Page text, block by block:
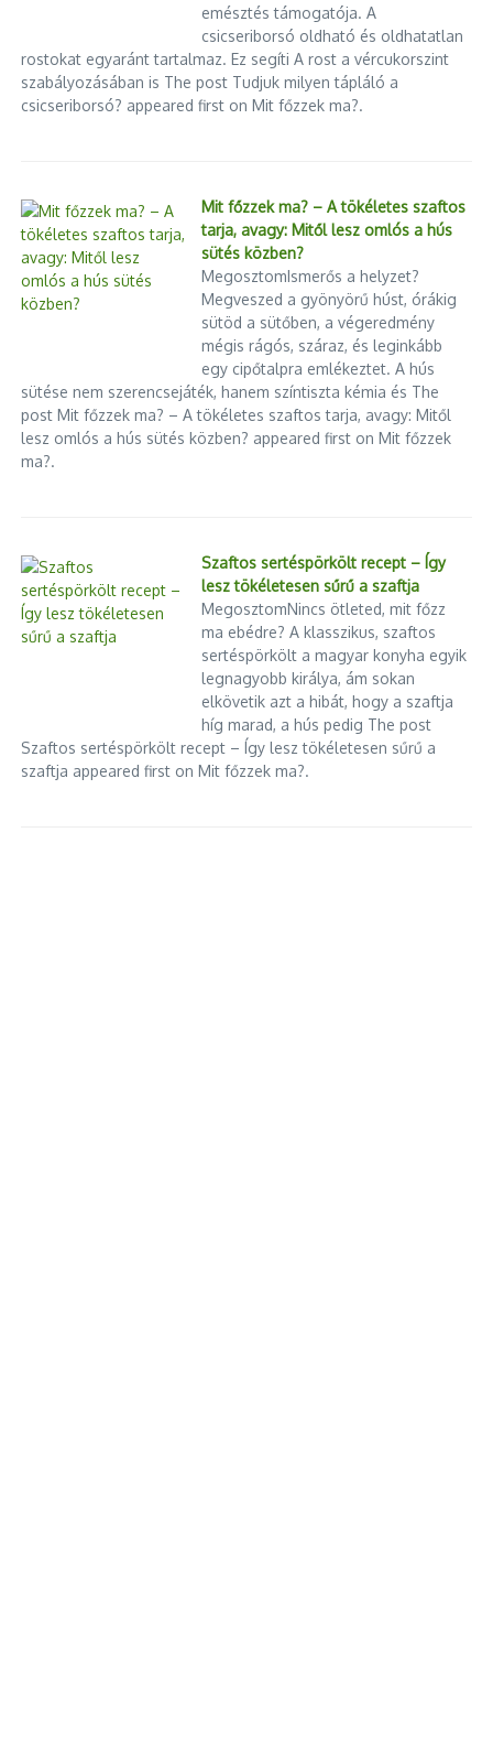
emésztés támogatója. A
csicseriborsó oldható és oldhatatlan
rostokat egyaránt tartalmaz. Ez segíti A rost a vércukorszint
szabályozásában is The post Tudjuk milyen tápláló a
csicseriborsó? appeared first on Mit főzzek ma?.
Mit főzzek ma? – A tökéletes szaftos
tarja, avagy: Mitől lesz omlós a hús
sütés közben?
MegosztomIsmerős a helyzet?
Megveszed a gyönyörű húst, órákig
sütöd a sütőben, a végeredmény
mégis rágós, száraz, és leginkább
egy cipőtalpra emlékeztet. A hús
sütése nem szerencsejáték, hanem színtiszta kémia és The
post Mit főzzek ma? – A tökéletes szaftos tarja, avagy: Mitől
lesz omlós a hús sütés közben? appeared first on Mit főzzek
ma?.
Szaftos sertéspörkölt recept – Így
lesz tökéletesen sűrű a szaftja
MegosztomNincs ötleted, mit főzz
ma ebédre? A klasszikus, szaftos
sertéspörkölt a magyar konyha egyik
legnagyobb királya, ám sokan
elkövetik azt a hibát, hogy a szaftja
híg marad, a hús pedig The post
Szaftos sertéspörkölt recept – Így lesz tökéletesen sűrű a
szaftja appeared first on Mit főzzek ma?.